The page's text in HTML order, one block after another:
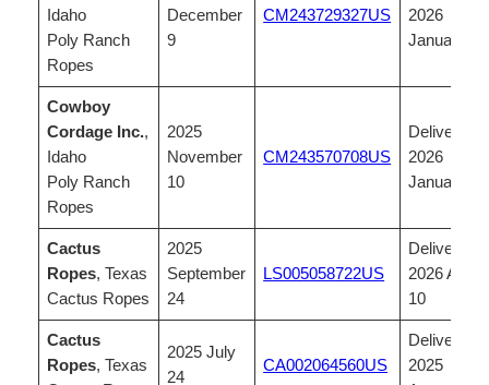
Idaho
Poly Ranch
Ropes
December
9
CM243729327US
2026
Januar 06
Cowboy
Cordage Inc.,
Idaho
Poly Ranch
Ropes
2025
November
10
CM243570708US
Delivered,
2026
Januar 09
Cactus
Ropes, Texas
Cactus Ropes
2025
September
24
LS005058722US
Delivered,
2026 April
10
Cactus
Ropes, Texas
2025 July
24
CA002064560US
Delivered,
2025